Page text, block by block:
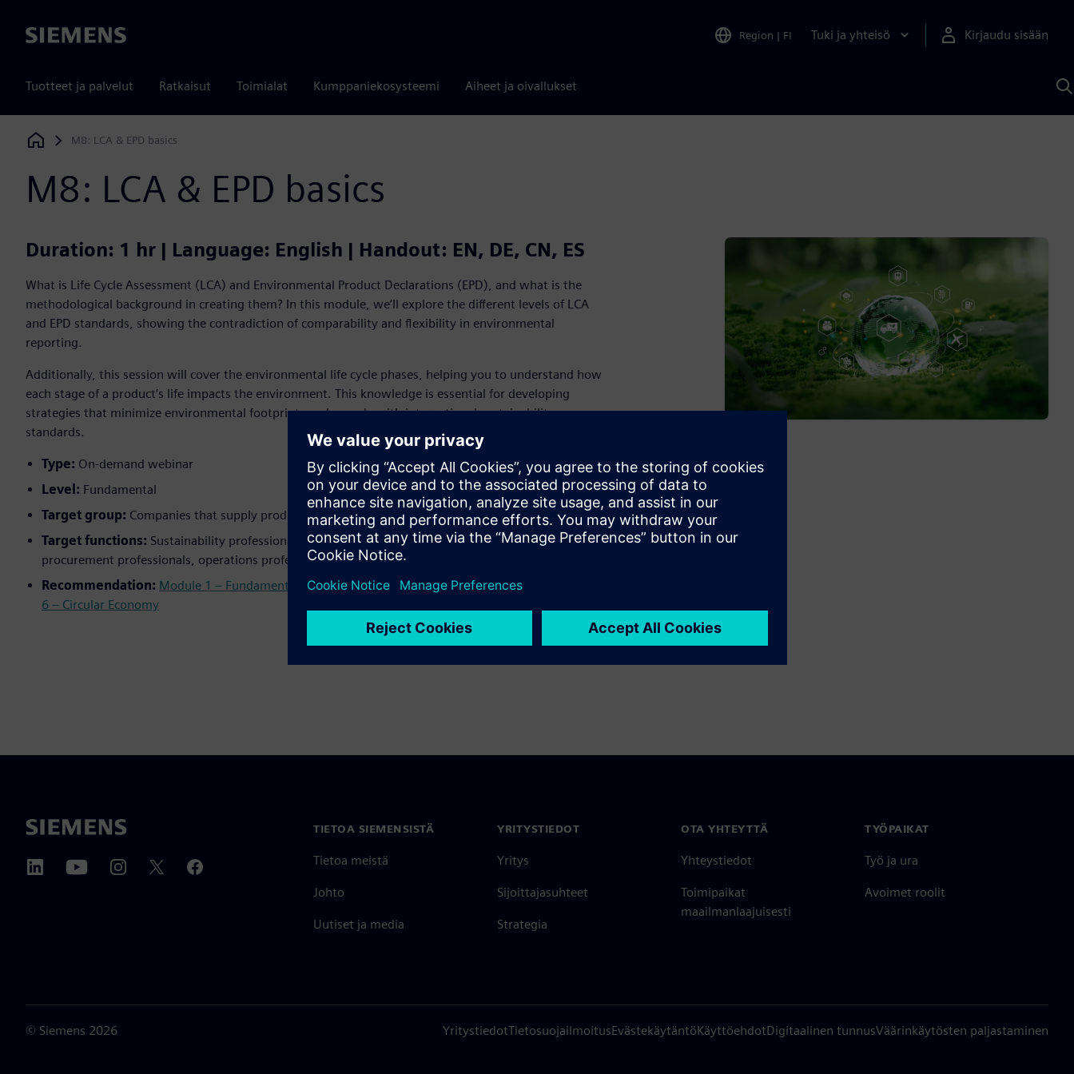
Siemens Region | FI Tuki ja yhteisö Kirjaudu sisään
Tuotteet ja palvelut Ratkaisut Toimialat Kumppaniekosysteemi Aiheet ja oivallukset
Siemens Digital Industries Software
M8: LCA & EPD basics
M8: LCA & EPD basics
Duration: 1 hr | Language: English | Handout: EN, DE, CN, ES
What is Life Cycle Assessment (LCA) and Environmental Product Declarations (EPD), and what is the
methodological background in creating them? In this module, we’ll explore the different levels of LCA
and EPD standards, showing the contradiction of comparability and flexibility in environmental
reporting.
Additionally, this session will cover the environmental life cycle phases, helping you to understand how
each stage of a product’s life impacts the environment. This knowledge is essential for developing
strategies that minimize environmental footprints and comply with international sustainability
standards.
Type: On-demand webinar
Level: Fundamental
Target group: Companies that supply products. Not applicable for service providers.
Target functions: Sustainability professionals, quality professionals, key account professionals,
procurement professionals, operations professionals, product managers
Recommendation: Module 1 – Fundamentals of Sustainability ;Module 4 – Decarbonization
6 – Circular Economy
TIETOA SIEMENSISTÄ
Tietoa meistä
Johto
Uutiset ja media
YRITYSTIEDOT
Yritys
Sijoittajasuhteet
Strategia
OTA YHTEYTTÄ
Yhteystiedot
Toimipaikat
maailmanlaajuisesti
TYÖPAIKAT
Työ ja ura
Avoimet roolit
© Siemens 2026 YritystiedotTietosuojailmoitusEvästekäytäntöKäyttöehdotDigitaalinen tunnusVäärinkäytösten paljastaminen